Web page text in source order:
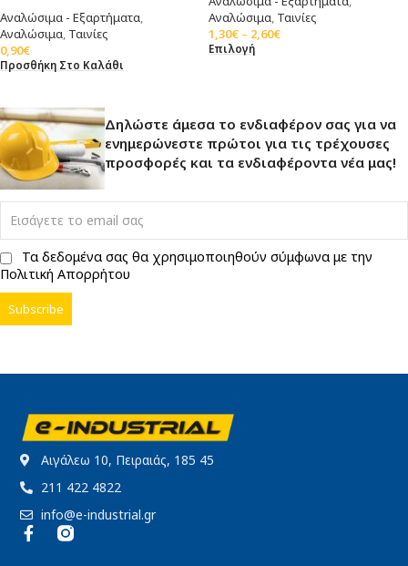
Αναλώσιμα - Εξαρτήματα,
Αναλώσιμα, Ταινίες
0,90€
Προσθήκη Στο Καλάθι
Αναλώσιμα, Ταινίες
1,30€ – 2,60€
Επιλογή
Δηλώστε άμεσα το ενδιαφέρον σας για να
ενημερώνεστε πρώτοι για τις τρέχουσες
προσφορές και τα ενδιαφέροντα νέα μας!
Τα δεδομένα σας θα χρησιμοποιηθούν σύμφωνα με την
Πολιτική Απορρήτου
Αιγάλεω 10, Πειραιάς, 185 45
211 422 4822
info@e-industrial.gr